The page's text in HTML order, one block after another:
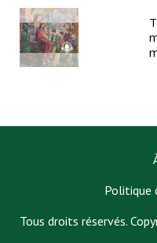
Tous droits réservés.
Politique